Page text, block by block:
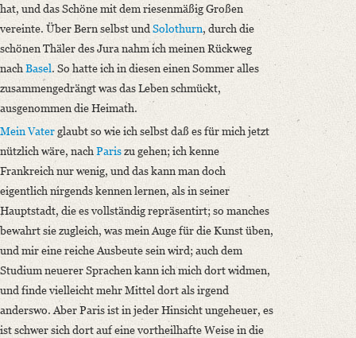
hat, und das Schöne mit dem riesenmäßig Großen
vereinte. Über Bern selbst und Solothurn, durch die
schönen Thäler des Jura nahm ich meinen Rückweg
nach Basel. So hatte ich in diesen einen Sommer alles
zusammengedrängt was das Leben schmückt,
ausgenommen die Heimath.
Mein Vaterglaubt so wie ich selbst daß es für mich jetzt
nützlich wäre, nach Pariszu gehen; ich kenne
Frankreich nur wenig, und das kann man doch
eigentlich nirgends kennen lernen, als in seiner
Hauptstadt, die es vollständig repräsentirt; so manches
bewahrt sie zugleich, was mein Auge für die Kunst üben,
und mir eine reiche Ausbeute sein wird; auch dem
Studium neuerer Sprachen kann ich mich dort widmen,
und finde vielleicht mehr Mittel dort als irgend
anderswo. Aber Paris ist in jeder Hinsicht ungeheuer, es
ist schwer sich dort auf eine vortheilhafte Weise in die